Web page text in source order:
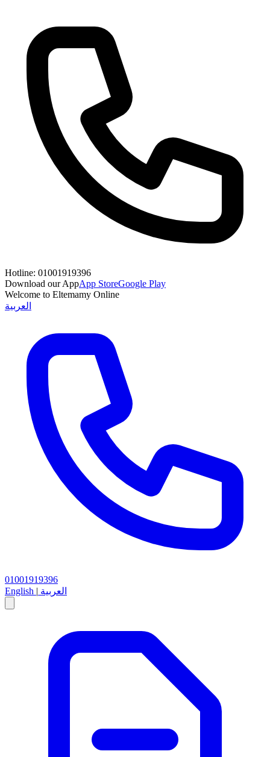
Hotline: 01001919396
Download our AppApp StoreGoogle Play
Welcome to Eltemamy Online
العربية
01001919396
English | العربية